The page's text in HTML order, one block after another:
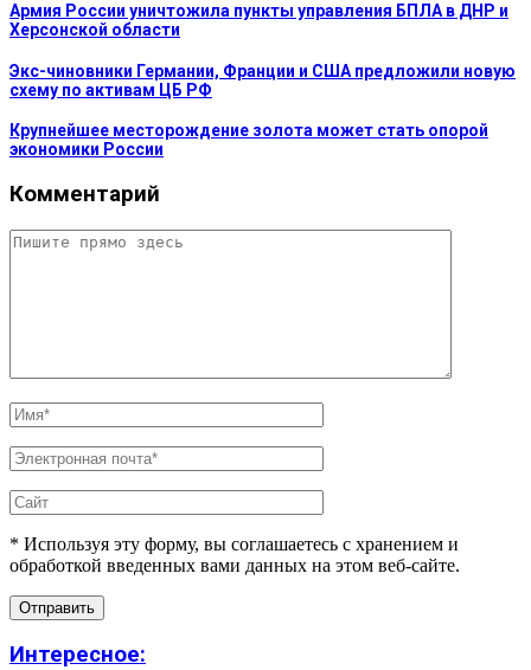
Армия России уничтожила пункты управления БПЛА в ДНР и
Херсонской области
Экс-чиновники Германии, Франции и США предложили новую
схему по активам ЦБ РФ
Крупнейшее месторождение золота может стать опорой
экономики России
Комментарий
* Используя эту форму, вы соглашаетесь с хранением и
обработкой введенных вами данных на этом веб-сайте.
Интересное: